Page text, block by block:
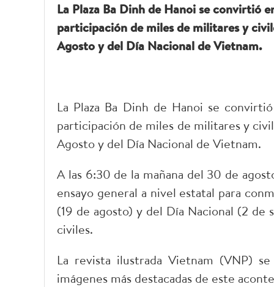
La Plaza Ba Dinh de Hanoi se convirtió
participación de miles de militares y
Agosto y del Día Nacional de Vietnam.
La Plaza Ba Dinh de Hanoi se
participación de miles de militares y
Agosto y del Día Nacional de Vietnam.
A las 6:30 de la mañana del 30 de
ensayo general a nivel estatal para
(19 de agosto) y del Día Nacional (2
civiles.
La revista ilustrada Vietnam (VNP)
imágenes más destacadas de este